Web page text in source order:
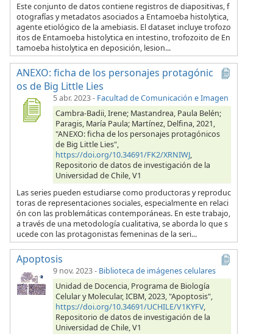
Este conjunto de datos contiene registros de diapositivas, f
otografías y metadatos asociados a Entamoeba histolytica,
agente etiológico de la amebiasis. El dataset incluye trofozo
itos de Entamoeba histolytica en intestino, trofozoito de En
tamoeba histolytica en deposición, lesion...
ANEXO: ficha de los personajes protagónic
os de Big Little Lies
5 abr. 2023- Facultad de Comunicación e Imagen
Cambra-Badii, Irene; Mastandrea, Paula Belén;
Paragis, María Paula; Martínez, Delfina, 2021,
"ANEXO: ficha de los personajes protagónicos
de Big Little Lies",
https://doi.org/10.34691/FK2/XRNIWJ,
Repositorio de datos de investigación de la
Universidad de Chile, V1
Las series pueden estudiarse como productoras y reproduc
toras de representaciones sociales, especialmente en relaci
ón con las problemáticas contemporáneas. En este trabajo,
a través de una metodología cualitativa, se aborda lo que s
ucede con las protagonistas femeninas de la seri...
Apoptosis
9 nov. 2023- Biblioteca de imágenes celulares
Unidad de Docencia, Programa de Biología
Celular y Molecular, ICBM, 2023, "Apoptosis",
https://doi.org/10.34691/UCHILE/V1KYFV,
Repositorio de datos de investigación de la
Universidad de Chile, V1